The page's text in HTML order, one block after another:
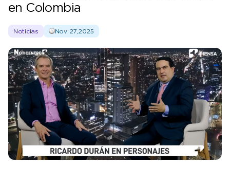
en Colombia
Noticias Nov 27,2025